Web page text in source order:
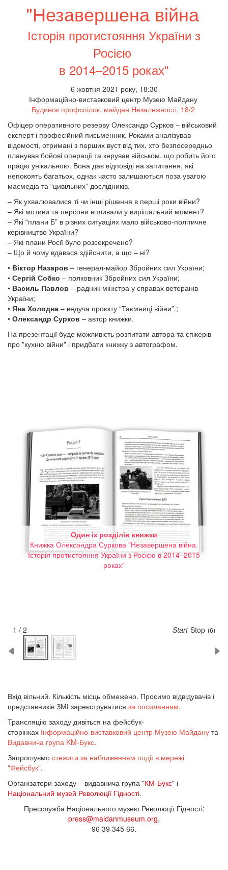
"Незавершена війна
Історія протистояння України з
Росією
в 2014–2015 роках"
6 жовтня 2021 року, 18:30
Інформаційно-виставковий центр Музею Майдану
Будинок профспілок, майдан Незалежності, 18/2
Офіцер оперативного резерву Олександр Сурков – військовий
експерт і професійний письменник. Роками аналізував
відомості, отримані з перших вуст від тих, хто безпосередньо
планував бойові операції та керував військом, що робить його
працю унікальною. Вона дає відповіді на запитання, які
непокоять багатьох, однак часто залишаються поза увагою
масмедіа та “цивільних” дослідників.
– Як ухвалювалися ті чи інші рішення в перші роки війни?
– Які мотиви та персони впливали у вирішальний момент?
– Які “плани Б” в різних ситуаціях мало військово-політичне
керівництво України?
– Які плани Росії було розсекречено?
– Що й чому вдавася здійснити, а що – ні?
• Віктор Назаров – генерал-майор Збройних сил України;
• Сергій Собко – полковник Збройних сил України;
• Василь Павлов – радник міністра у справах ветеранів
України;
• Яна Холодна – ведуча проєкту “Таємниці війни”.;
• Олександр Сурков – автор книжки.
На презентації буде можливість розпитати автора та спікерів
про "кухню війни" і придбати книжку з автографом.
Один із розділів книжки
Книжка Олександра Суркова "Незавершена війна.
Історія протистояння України з Росією в 2014–2015
роках"
1 / 2 Start Stop (6)
Вхід вільний. Кількість місць обмежено. Просимо відвідувачів і
представників ЗМІ зареєструватися за посиланням.
Трансляцію заходу дивіться на фейсбук-
сторінках Інформаційно-виставковий центр Музею Майдану та
Видавнича група KM-Букс.
Запрошуємо стежити за наближенням події в мережі
"Фейсбук".
Організатори заходу – видавнича група "КМ-Букс" і
Національний музей Революції Гідності.
Пресслужба Національного музею Революції Гідності:
press@maidanmuseum.org,
96 39 345 66.